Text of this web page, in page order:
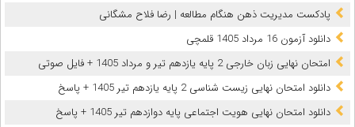
پادکست مدیریت ذهن هنگام مطالعه | رضا فلاح مشگانی
دانلود آزمون 16 مرداد 1405 قلمچی
امتحان نهایی زبان خارجی 2 پایه یازدهم تیر و مرداد 1405 + فایل صوتی
دانلود امتحان نهایی زیست شناسی 2 پایه یازدهم تیر 1405 + پاسخ
دانلود امتحان نهایی هویت اجتماعی پایه دوازدهم تیر 1405 + پاسخ